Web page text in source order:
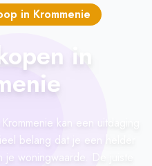
in Krommenie
in
kan een uitdaging
belang dat je een helder
je woningwaarde. De juiste